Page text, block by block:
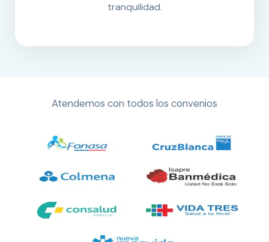
tranquilidad.
Atendemos con todos los convenios